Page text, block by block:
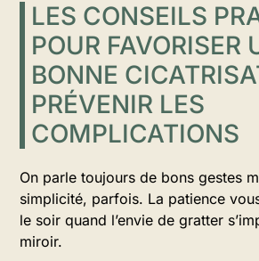
LES CONSEILS
POUR FAVORISER
BONNE
PRÉVENIR LES
COMPLICATIONS
On parle toujours de bons gestes
simplicité, parfois. La patience
le soir quand l’envie de gratter
miroir.